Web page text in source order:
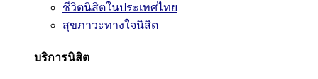
ชีวิตนิสิตในประเทศไทย
สุขภาวะทางใจนิสิต
บริการนิสิต